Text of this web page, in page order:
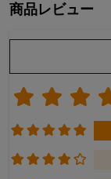
商品レビュー